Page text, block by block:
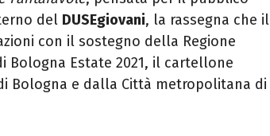
del DUSEgiovani, la rassegna che il
con il sostegno della Regione
Bologna Estate 2021, il cartellone
Bologna e dalla Città metropolitana di